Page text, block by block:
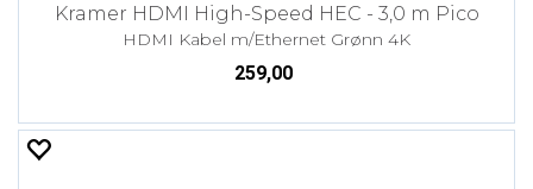
Kramer HDMI High-Speed HEC - 3,0 m Pico
HDMI Kabel m/Ethernet Grønn 4K
259,00